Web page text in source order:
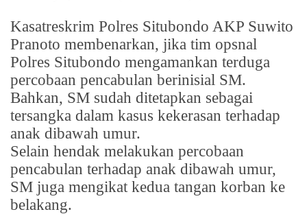
Kasatreskrim Polres Situbondo AKP Suwito
Pranoto membenarkan, jika tim opsnal
Polres Situbondo mengamankan terduga
percobaan pencabulan berinisial SM.
Bahkan, SM sudah ditetapkan sebagai
tersangka dalam kasus kekerasan terhadap
anak dibawah umur.
Selain hendak melakukan percobaan
pencabulan terhadap anak dibawah umur,
SM juga mengikat kedua tangan korban ke
belakang.